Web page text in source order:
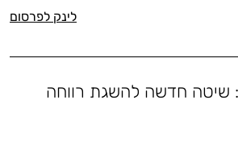
לינק לפרסום
שיטה חדשה להשגת רווחה